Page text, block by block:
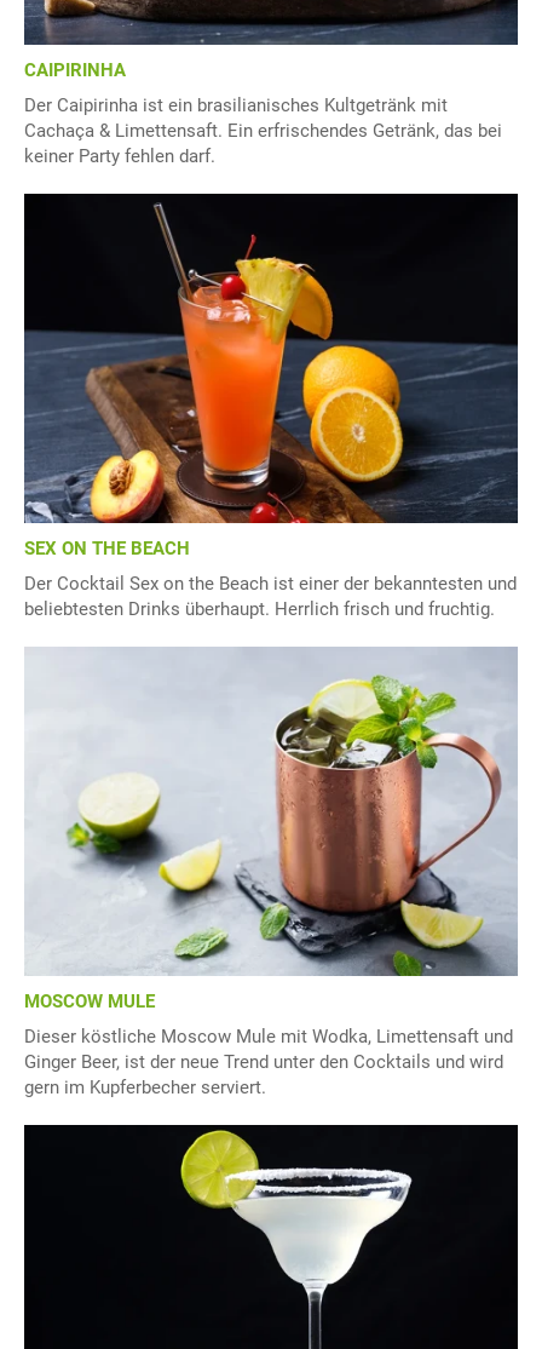
CAIPIRINHA
Der Caipirinha ist ein brasilianisches Kultgetränk mit
Cachaça & Limettensaft. Ein erfrischendes Getränk, das bei
keiner Party fehlen darf.
SEX ON THE BEACH
Der Cocktail Sex on the Beach ist einer der bekanntesten und
beliebtesten Drinks überhaupt. Herrlich frisch und fruchtig.
MOSCOW MULE
Dieser köstliche Moscow Mule mit Wodka, Limettensaft und
Ginger Beer, ist der neue Trend unter den Cocktails und wird
gern im Kupferbecher serviert.